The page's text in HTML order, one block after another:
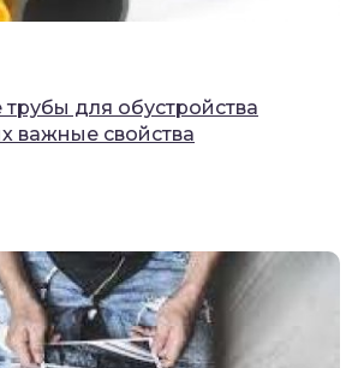
для обустройства
важные свойства